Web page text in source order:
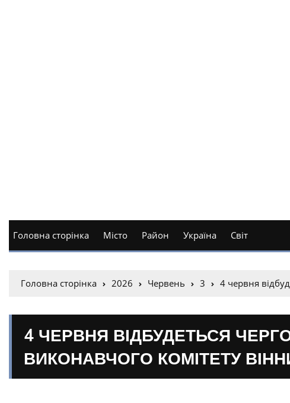
Головна сторінка Місто Район Україна Світ
Головна сторінка 2026 Червень 3 4 червня
4 ЧЕРВНЯ ВІДБУДЕТЬСЯ
ВИКОНАВЧОГО КОМІТЕТУ